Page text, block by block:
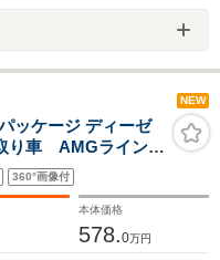
NEW
ッケージ ディーゼ
り車 AMGラインパ
ッドアップディ
グルーフ 認定中
360°画像付
本体価格
578.0万円